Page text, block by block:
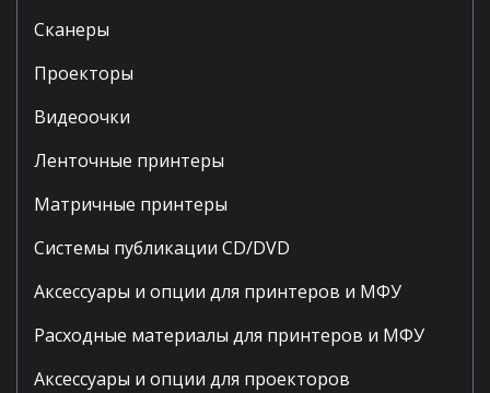
Сканеры
Проекторы
Видеоочки
Ленточные принтеры
Матричные принтеры
Системы публикации CD/DVD
Аксессуары и опции для принтеров и МФУ
Расходные материалы для принтеров и МФУ
Аксессуары и опции для проекторов